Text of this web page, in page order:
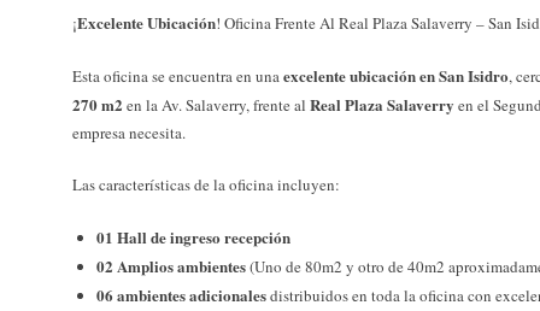
¡Excelente Ubicación! Oficina Frente Al Real Plaza Salaverry – San
Esta oficina se encuentra en unaexcelente ubicación en San Isidro,
270 m2 en la Av. Salaverry, frente al Real Plaza Salaverry en el
empresa necesita.
Las características de la oficina incluyen:
01 Hall de ingreso recepción
02 Amplios ambientes(Uno de 80m2 y otro de 40m2
06 ambientes adicionalesdistribuidos en toda la oficina con